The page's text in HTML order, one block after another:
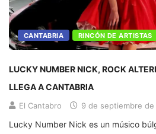
CANTABRIA RINCÓN DE ARTISTAS
LUCKY NUMBER NICK, ROCK ALTERNATIVO CON ALMA DIY,
LLEGA A CANTABRIA
El Cantabro 9 de septiembre de
Lucky Number Nick es un músico